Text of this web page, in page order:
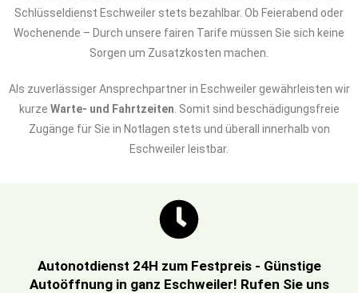
Schlüsseldienst Eschweiler stets bezahlbar. Ob Feierabend oder
Wochenende – Durch unsere fairen Tarife müssen Sie sich keine
Sorgen um Zusatzkosten machen.
Als zuverlässiger Ansprechpartner in Eschweiler gewährleisten wir
kurze Warte- und Fahrtzeiten . Somit sind beschädigungsfreie
Zugänge für Sie in Notlagen stets und überall innerhalb von
Eschweiler leistbar.
Autonotdienst 24H zum Festpreis - Günstige
Autoöffnung in ganz Eschweiler! Rufen Sie uns